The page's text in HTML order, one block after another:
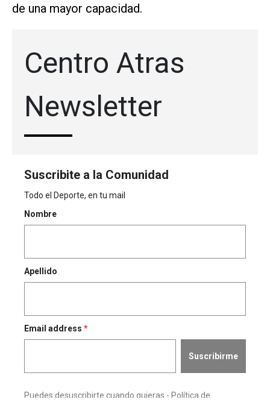
de una mayor capacidad.